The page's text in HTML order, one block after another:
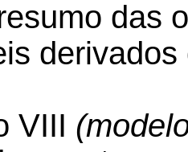
das
derivados
VIII